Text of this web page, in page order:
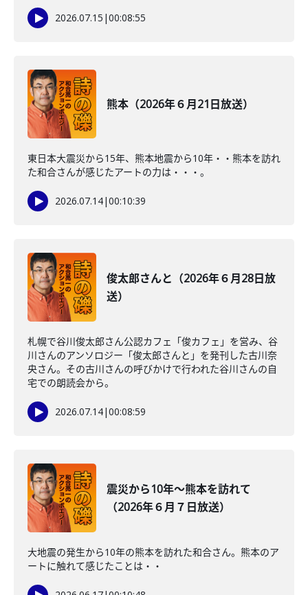
2026.07.15 |00:08:55
熊本（2026年６月21日放送）
東日本大震災から15年、熊本地震から10年・・熊本を訪れ
た和合さんが感じたアートの力は・・・。
2026.07.14|00:10:39
俊太郎さんと（2026年６月28日放
送）
札幌で谷川俊太郎さん公認カフェ「俊カフェ」を営み、谷
川さんのアンソロジー「俊太郎さんと」を発刊した古川奈
央さん。その古川さんの呼びかけで行われた谷川さんの自
宅での朗読会から。
2026.07.14|00:08:59
震災から10年～熊本を訪れて
（2026年６月７日放送）
大地震の発生から10年の熊本を訪れた和合さん。熊本のア
ートに触れて感じたことは・・